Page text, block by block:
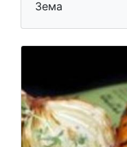
Зема